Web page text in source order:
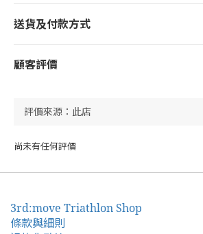
送貨及付款方式
顧客評價
尚未有任何評價
3rd:move Triathlon Shop
條款與細則